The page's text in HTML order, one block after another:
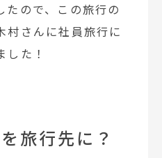
たので、この旅行の
村さんに社員旅行に
た！
旅行先に？